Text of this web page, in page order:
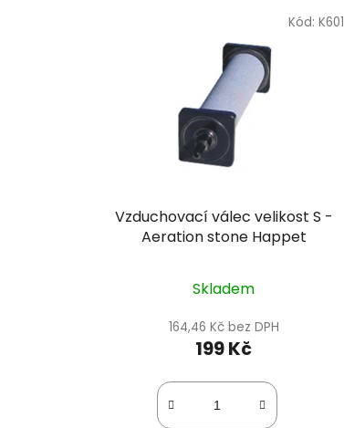
Vzduchovací válec velikost S -
Aeration stone Happet
Skladem
164,46 Kč bez DPH
199 Kč
Kód: K601